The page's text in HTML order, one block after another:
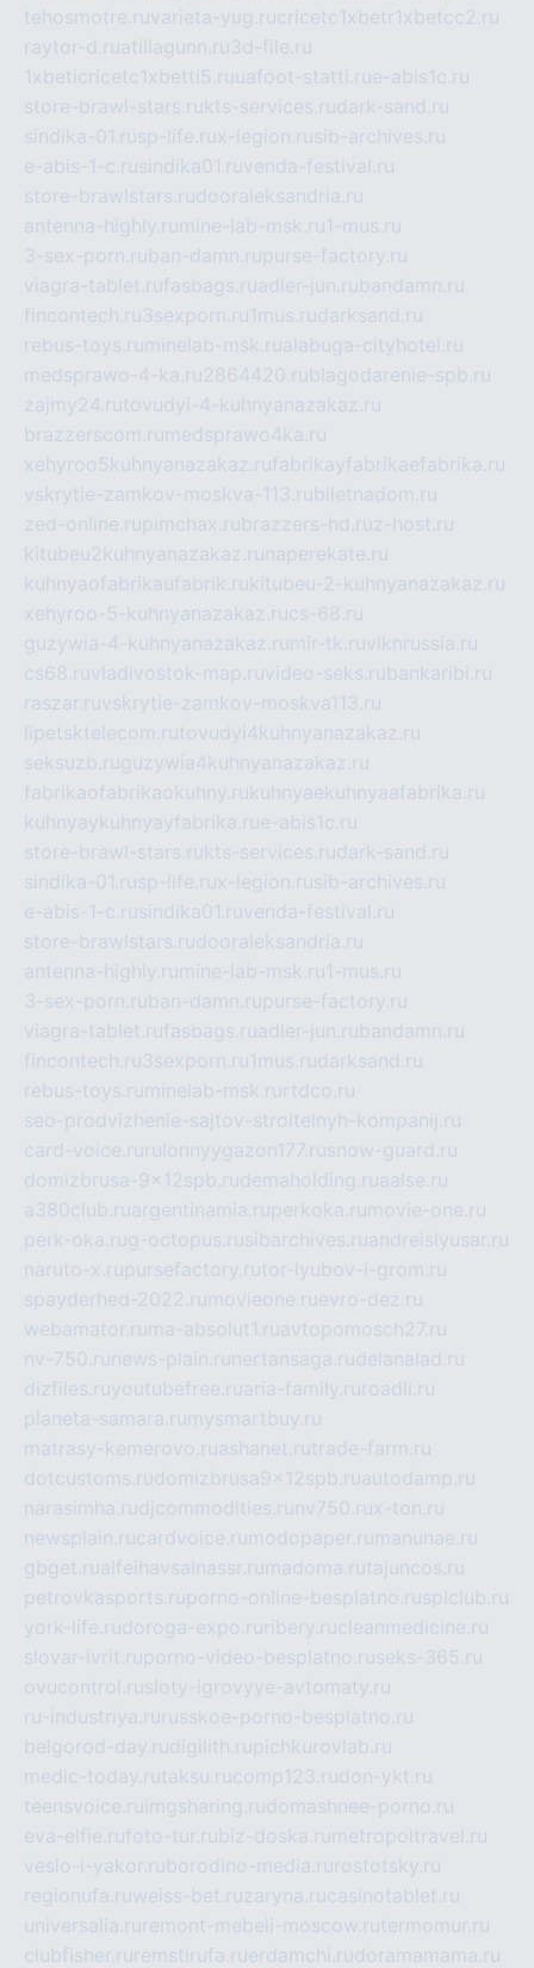
tehosmotre.ruvarieta-yug.rucricetc1xbetr1xbetcc2.ru
raytor-d.ruatillagunn.ru3d-file.ru
1xbeticricetc1xbetti5.ruuafoot-statti.rue-abis1c.ru
store-brawl-stars.rukts-services.rudark-sand.ru
sindika-01.rusp-life.rux-legion.rusib-archives.ru
e-abis-1-c.rusindika01.ruvenda-festival.ru
store-brawlstars.rudooraleksandria.ru
antenna-highly.ru mine-lab-msk.ru1-mus.ru
3-sex-porn.ruban-damn.rupurse-factory.ru
viagra-tablet.rufasbags.ruadler-jun.rubandamn.ru
fincontech.ru3sexporn.ru1mus.rudarksand.ru
rebus-toys.ru minelab-msk.rualabuga-cityhotel.ru
medsprawo-4-ka.ru2864420.rublagodarenie-spb.ru
zajmy24.rutovudyi-4-kuhnyanazakaz.ru
brazzerscom.ru medsprawo4ka.ru
xehyroo5kuhnyanazakaz.rufabrikayfabrikaefabrika.ru
vskrytie-zamkov-moskva-113.rubiletnadom.ru
zed-online.rupimchax.rubrazzers-hd.ruz-host.ru
kitubeu2kuhnyanazakaz.ru naperekate.ru
kuhnyaofabrikaufabrik.rukitubeu-2-kuhnyanazakaz.ru
xehyroo-5-kuhnyanazakaz.rucs-68.ru
guzywia-4-kuhnyanazakaz.ru mir-tk.ruvlknrussia.ru
cs68.ruvladivostok-map.ruvideo-seks.rubankaribi.ru
raszar.ruvskrytie-zamkov-moskva113.ru
lipetsktelecom.rutovudyi4kuhnyanazakaz.ru
seksuzb.ruguzywia4kuhnyanazakaz.ru
fabrikaofabrikaokuhny.rukuhnyaekuhnyaafabrika.ru
kuhnyaykuhnyayfabrika.rue-abis1c.ru
store-brawl-stars.rukts-services.rudark-sand.ru
sindika-01.rusp-life.rux-legion.rusib-archives.ru
e-abis-1-c.rusindika01.ruvenda-festival.ru
store-brawlstars.rudooraleksandria.ru
antenna-highly.ru mine-lab-msk.ru1-mus.ru
3-sex-porn.ruban-damn.rupurse-factory.ru
viagra-tablet.rufasbags.ruadler-jun.rubandamn.ru
fincontech.ru3sexporn.ru1mus.rudarksand.ru
rebus-toys.ru minelab-msk.ru rtdco.ru
seo-prodvizhenie-sajtov-stroitelnyh-kompanij.ru
card-voice.ru rulonnyygazon177.rusnow-guard.ru
domizbrusa-9x12spb.rudemaholding.ruaalse.ru
a380club.ruargentinamia.ruperkoka.ru movie-one.ru
perk-oka.rug-octopus.rusibarchives.ruandreislyusar.ru
naruto-x.rupursefactory.rutor-lyubov-i-grom.ru
spayderhed-2022.ru movieone.ruevro-dez.ru
webamator.ru ma-absolut1.ruavtopomosch27.ru
nv-750.ru news-plain.ru nertansaga.rudelanalad.ru
dizfiles.ruyoutubefree.ruaria-family.ru roadli.ru
planeta-samara.ru mysmartbuy.ru
matrasy-kemerovo.ruashanet.rutrade-farm.ru
dotcustoms.rudomizbrusa9x12spb.ruautodamp.ru
narasimha.rudjcommodities.ru nv750.rux-ton.ru
newsplain.rucardvoice.ru modopaper.ru manunae.ru
gbget.rualfeihavsalnassr.ru madoma.rutajuncos.ru
petrovkasports.ruporno-online-besplatno.rusplclub.ru
york-life.rudoroga-expo.ru ribery.rucleanmedicine.ru
slovar-ivrit.ruporno-video-besplatno.ruseks-365.ru
ovucontrol.rusloty-igrovyye-avtomaty.ru
ru-industriya.ru russkoe-porno-besplatno.ru
belgorod-day.rudigilith.rupichkurovlab.ru
medic-today.rutaksu.rucomp123.rudon-ykt.ru
teensvoice.ru imgsharing.rudomashnee-porno.ru
eva-elfie.rufoto-tur.rubiz-doska.ru metropoltravel.ru
veslo-i-yakor.ruborodino-media.ru rostotsky.ru
regionufa.ruweiss-bet.ruzaryna.rucasinotablet.ru
universalia.ru remont-mebeli-moscow.rutermomur.ru
clubfisher.ru remstirufa.ruerdamchi.rudoramamama.ru